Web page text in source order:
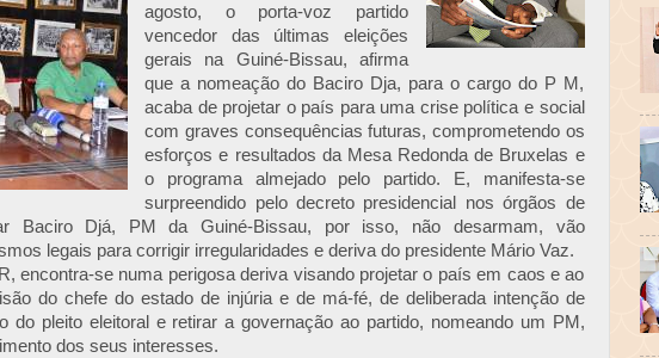
agosto, o porta-voz partido
vencedor das últimas eleições
gerais na Guiné-Bissau, afirma
que a nomeação do Baciro Dja, para o cargo do P M,
acaba de projetar o país para uma crise política e social
com graves consequências futuras, comprometendo os
esforços e resultados da Mesa Redonda de Bruxelas e
o programa almejado pelo partido. E, manifesta-se
surpreendido pelo decreto presidencial nos órgãos de
Baciro Djá, PM da Guiné-Bissau, por isso, não desarmam, vão
legais para corrigir irregularidades e deriva do presidente Mário Vaz.
encontra-se numa perigosa deriva visando projetar o país em caos e ao
do chefe do estado de injúria e de má-fé, de deliberada intenção de
do pleito eleitoral e retirar a governação ao partido, nomeando um PM,
dos seus interesses.